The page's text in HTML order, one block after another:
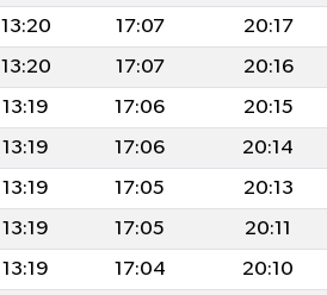
13:20 17:07 20:17
13:20 17:07 20:16
13:19 17:06 20:15
13:19 17:06 20:14
13:19 17:05 20:13
13:19 17:05 20:11
13:19 17:04 20:10